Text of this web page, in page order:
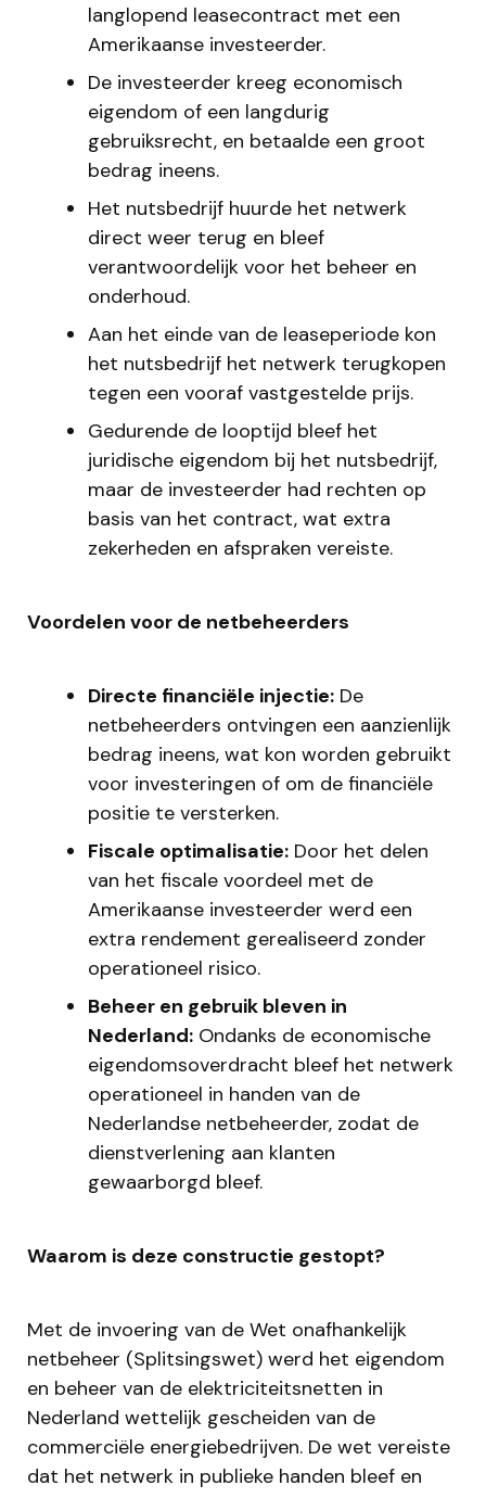
langlopend leasecontract met een
Amerikaanse investeerder.
De investeerder kreeg economisch
eigendom of een langdurig
gebruiksrecht, en betaalde een groot
bedrag ineens.
Het nutsbedrijf huurde het netwerk
direct weer terug en bleef
verantwoordelijk voor het beheer en
onderhoud.
Aan het einde van de leaseperiode kon
het nutsbedrijf het netwerk terugkopen
tegen een vooraf vastgestelde prijs.
Gedurende de looptijd bleef het
juridische eigendom bij het nutsbedrijf,
maar de investeerder had rechten op
basis van het contract, wat extra
zekerheden en afspraken vereiste.
Voordelen voor de netbeheerders
Directe financiële injectie: De
netbeheerders ontvingen een aanzienlijk
bedrag ineens, wat kon worden gebruikt
voor investeringen of om de financiële
positie te versterken.
Fiscale optimalisatie: Door het delen
van het fiscale voordeel met de
Amerikaanse investeerder werd een
extra rendement gerealiseerd zonder
operationeel risico.
Beheer en gebruik bleven in
Nederland: Ondanks de economische
eigendomsoverdracht bleef het netwerk
operationeel in handen van de
Nederlandse netbeheerder, zodat de
dienstverlening aan klanten
gewaarborgd bleef.
Waarom is deze constructie gestopt?
Met de invoering van de Wet onafhankelijk
netbeheer (Splitsingswet) werd het eigendom
en beheer van de elektriciteitsnetten in
Nederland wettelijk gescheiden van de
commerciële energiebedrijven. De wet vereiste
dat het netwerk in publieke handen bleef en